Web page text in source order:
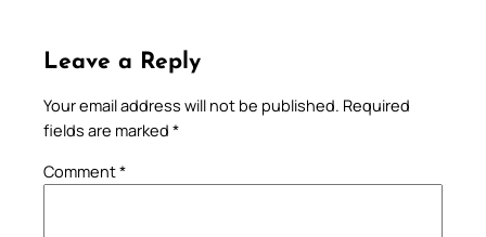
Leave a Reply
Your email address will not be published. Required
fields are marked *
Comment*